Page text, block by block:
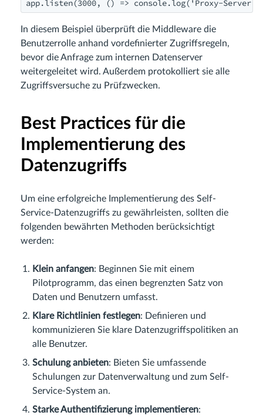
In diesem Beispiel überprüft die Middleware die
Benutzerrolle anhand vordefinierter Zugriffsregeln,
bevor die Anfrage zum internen Datenserver
weitergeleitet wird. Außerdem protokolliert sie alle
Zugriffsversuche zu Prüfzwecken.
Best Practices für die
Implementierung des
Datenzugriffs
Um eine erfolgreiche Implementierung des Self-
Service-Datenzugriffs zu gewährleisten, sollten die
folgenden bewährten Methoden berücksichtigt
werden:
Klein anfangen: Beginnen Sie mit einem
Pilotprogramm, das einen begrenzten Satz von
Daten und Benutzern umfasst.
Klare Richtlinien festlegen: Definieren und
kommunizieren Sie klare Datenzugriffspolitiken an
alle Benutzer.
Schulung anbieten: Bieten Sie umfassende
Schulungen zur Datenverwaltung und zum Self-
Service-System an.
Starke Authentifizierung implementieren: